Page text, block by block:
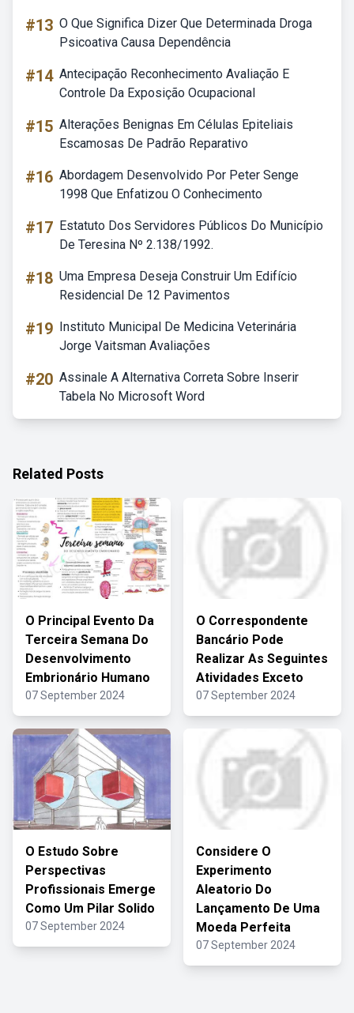
#13 O Que Significa Dizer Que Determinada Droga
Psicoativa Causa Dependência
#14 Antecipação Reconhecimento Avaliação E
Controle Da Exposição Ocupacional
#15 Alterações Benignas Em Células Epiteliais
Escamosas De Padrão Reparativo
#16 Abordagem Desenvolvido Por Peter Senge
1998 Que Enfatizou O Conhecimento
#17 Estatuto Dos Servidores Públicos Do Município
De Teresina Nº 2.138/1992.
#18 Uma Empresa Deseja Construir Um Edifício
Residencial De 12 Pavimentos
#19 Instituto Municipal De Medicina Veterinária
Jorge Vaitsman Avaliações
#20 Assinale A Alternativa Correta Sobre Inserir
Tabela No Microsoft Word
Related Posts
O Principal Evento Da
Terceira Semana Do
Desenvolvimento
Embrionário Humano
07 September 2024
O Correspondente
Bancário Pode
Realizar As Seguintes
Atividades Exceto
07 September 2024
O Estudo Sobre
Perspectivas
Profissionais Emerge
Como Um Pilar Solido
07 September 2024
Considere O
Experimento
Aleatorio Do
Lançamento De Uma
Moeda Perfeita
07 September 2024